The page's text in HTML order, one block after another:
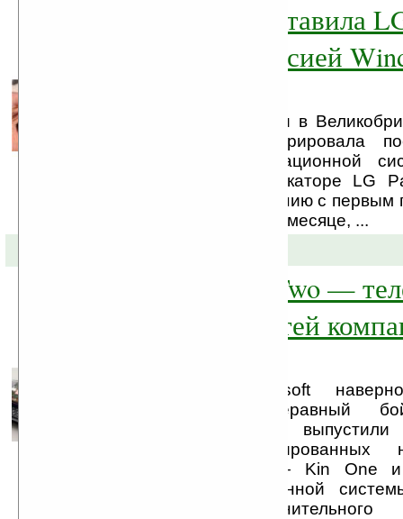
Microsoft представила
новой build-версией
На прессконференции в
Microsoft продемонстрировала
версию своей операционной
Phone 7 на коммуникаторе LG
очевидцев, по сравнению с первым
LG Panther в феврале месяце, ...
Kin One и Kin Two —
социальных сетей
В компании Microsoft
ввязываться в неравный
коммуникаторов и
телефонов,
социальных сетях — Kin One
мобильной операционной
установки дополнительного